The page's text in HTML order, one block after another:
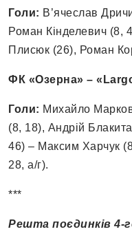
Голи: В’ячеслав
Роман Кінделевич (8,
Плисюк (26), Роман
ФК «Озерна» –
Голи: Михайло
(8, 18), Андрій
46) – Максим Харчук
28, а/г).
***
Решта поєдинків 4-